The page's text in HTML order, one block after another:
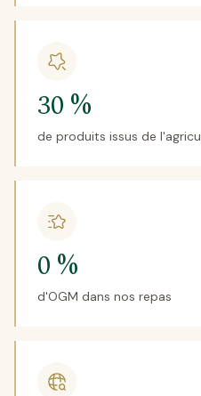
30 %
de produits issus de
0 %
d'OGM dans nos repas